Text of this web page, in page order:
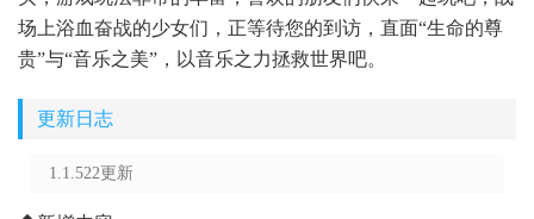
场上浴血奋战的少女们，正等待您的到访，直面“生命的尊
贵”与“音乐之美”，以音乐之力拯救世界吧。
更新日志
1.1.522更新